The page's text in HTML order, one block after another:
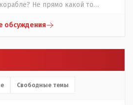
продкты и фрукты-овощи
певцов тоже и провести той
обойдётся в разы дешевле чем в
хотели капитализм,
человеку- волк....", не
где был принцип:
Не прямо какой то
отжал у бывшего
страны, про народ уже и
то закулисные игры?
обсуждения
Свободные темы